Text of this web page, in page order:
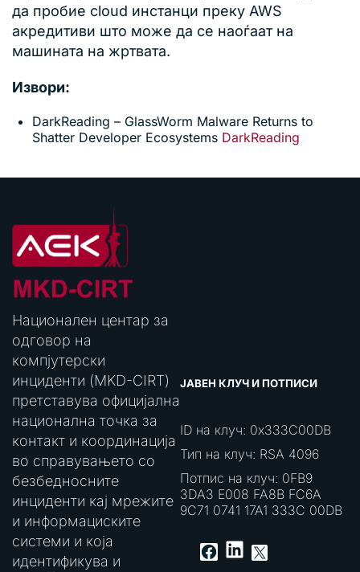
да пробие cloud инстанци преку AWS
акредитиви што може да се наоѓаат на
машината на жртвата.
Извори:
DarkReading – GlassWorm Malware Returns to
Shatter Developer Ecosystems DarkReading
Национален центар за
одговор на
компјутерски
инциденти (MKD-CIRT)
претставува официјална
национална точка за
контакт и координација
во справувањето со
безбедносните
инциденти кај мрежите
и информациските
системи и која
идентификува и
ЈАВЕН КЛУЧ И ПОТПИСИ
ID на клуч: 0x333C00DB
Тип на клуч: RSA 4096
Потпис на клуч: 0FB9
3DA3 E008 FA8B FC6A
9C71 0741 17A1 333C 00DB
Facebook
LinkedIn
X